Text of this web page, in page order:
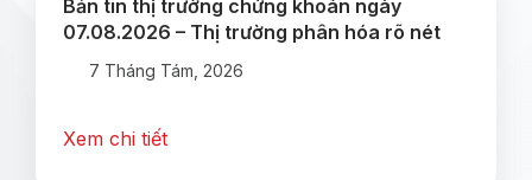
Bản tin thị trường chứng khoán ngày
07.08.2026 – Thị trường phân hóa rõ nét
7 Tháng Tám, 2026
Xem chi tiết